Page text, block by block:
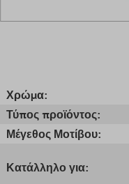
Χρώμα:
Τύπος προϊόντος:
Μέγεθος Μοτίβου:
Κατάλληλο για: